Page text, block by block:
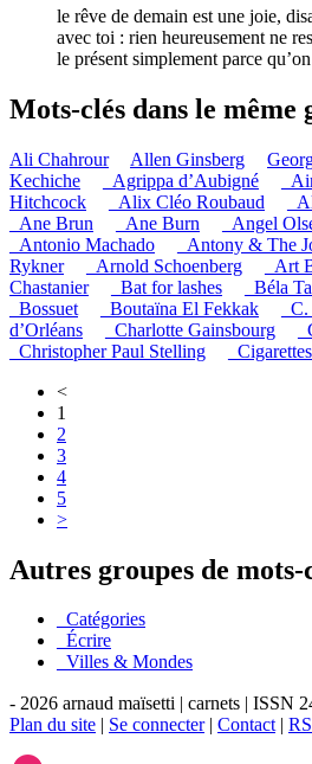
le rêve de demain est une joie,
avec toi : rien heureusement ne
le présent simplement parce
Mots-clés dans le même
Ali Chahrour Allen Ginsberg
Kechiche
_Agrippa d’Aubigné
Hitchcock
_Alix Cléo Roubaud
_Ane Brun
_Ane Burn _Angel
_Antonio Machado
_Antony & The
Rykner
_Arnold Schoenberg _Art
Chastanier
_Bat for lashes _Béla
_Bossuet
_Boutaïna El Fekkak
d’Orléans
_Charlotte Gainsbourg
_Christopher Paul Stelling
<
1
2
3
4
5
>
Autres groupes de mots-
_Catégories
_Écrire
_Villes & Mondes
- 2026 arnaud maïsetti | carnets | ISSN
Plan du site | Se connecter| Contact|